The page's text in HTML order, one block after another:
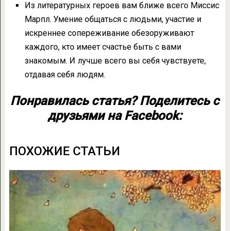
Из литературных героев вам ближе всего Миссис
Марпл. Умение общаться с людьми, участие и
искреннее сопереживание обезоруживают
каждого, кто имеет счастье быть с вами
знакомым. И лучше всего вы себя чувствуете,
отдавая себя людям.
Понравилась статья? Поделитесь с
друзьями на Facebook:
ПОХОЖИЕ СТАТЬИ